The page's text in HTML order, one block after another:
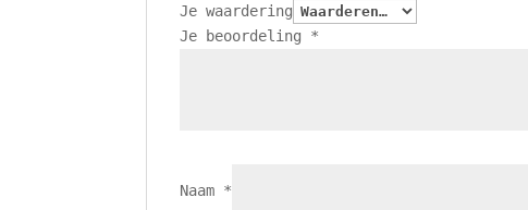
Je waardering
Je beoordeling *
Naam *